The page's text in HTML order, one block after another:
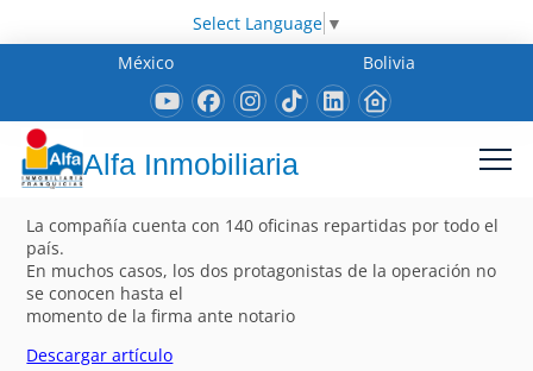
Select Language ▼
México
Bolivia
Alfa Inmobiliaria
La compañía cuenta con 140 oficinas repartidas por todo el
país.
En muchos casos, los dos protagonistas de la operación no
se conocen hasta el
momento de la firma ante notario
Descargar artículo